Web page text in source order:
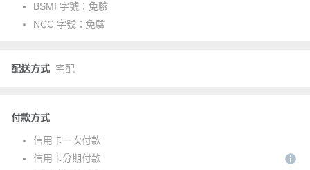
BSMI 字號： 免驗
NCC 字號： 免驗
配送方式 宅配
付款方式
信用卡一次付款
信用卡分期付款